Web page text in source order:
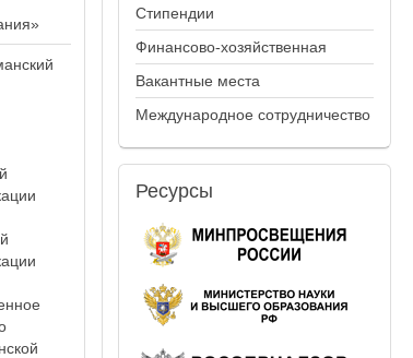
Стипендии
Финансово-хозяйственная
Вакантные места
Международное сотрудничество
Ресурсы